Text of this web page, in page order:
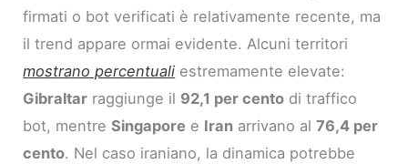
firmati o bot verificati è relativamente recente, ma
il trend appare ormai evidente. Alcuni territori
mostrano percentuali estremamente elevate:
Gibraltar raggiunge il 92,1 per cento di traffico
bot, mentreSingapore e Iran arrivano al76,4 per
cento. Nel caso iraniano, la dinamica potrebbe